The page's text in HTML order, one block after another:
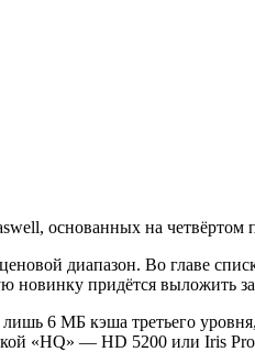
основанных на четвёртом
диапазон. Во главе
придётся выложить
6 МБ кэша третьего
«HQ» — HD 5200 или Iris